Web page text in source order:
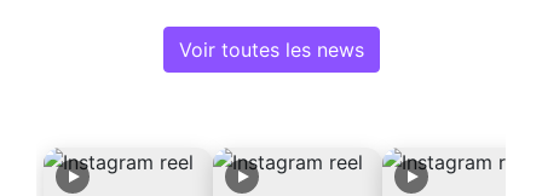
Voir toutes les news